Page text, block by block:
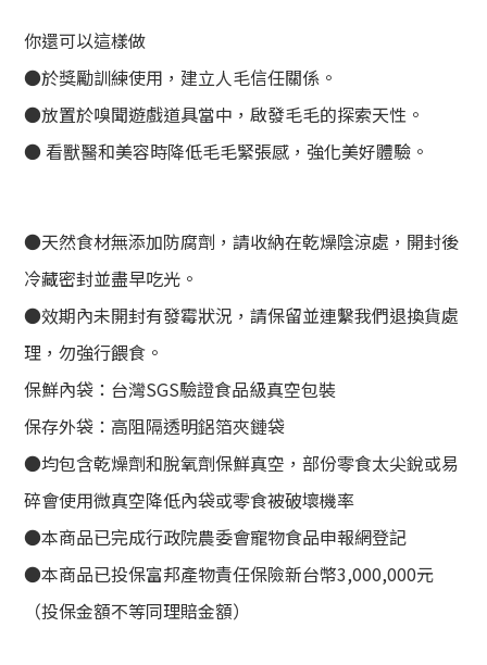
你還可以這樣做
●於獎勵訓練使用，建立人毛信任關係。
●放置於嗅聞遊戲道具當中，啟發毛毛的探索天性。
● 看獸醫和美容時降低毛毛緊張感，強化美好體驗。
●天然食材無添加防腐劑，請收納在乾燥陰涼處，開封後
冷藏密封並盡早吃光。
●效期內未開封有發霉狀況，請保留並連繫我們退換貨處
理，勿強行餵食。
保鮮內袋：台灣SGS驗證食品級真空包裝
保存外袋： 高阻隔透明鋁箔夾鏈袋
●均包含乾燥劑和脫氧劑保鮮真空，部份零食太尖銳或易
碎會使用微真空降低內袋或零食被破壞機率
●本商品已完成行政院農委會寵物食品申報網登記
●本商品已投保富邦產物責任保險新台幣3,000,000元
（投保金額不等同理賠金額）